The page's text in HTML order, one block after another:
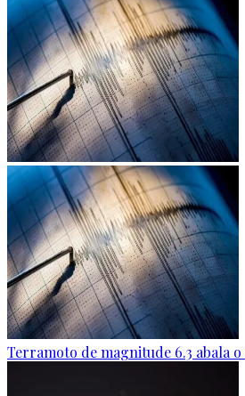
Terramoto de magnitude 6.3 abala